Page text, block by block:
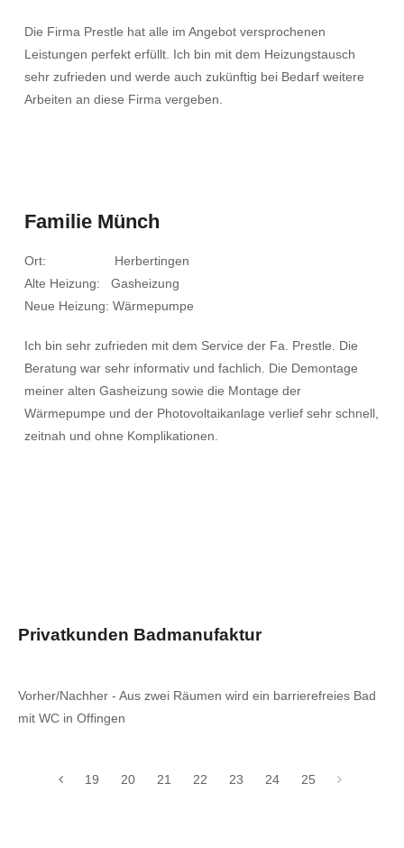
Die Firma Prestle hat alle im Angebot versprochenen
Leistungen perfekt erfüllt. Ich bin mit dem Heizungstausch
sehr zufrieden und werde auch zukünftig bei Bedarf weitere
Arbeiten an diese Firma vergeben.
Familie Münch
Ort: Herbertingen
Alte Heizung: Gasheizung
Neue Heizung: Wärmepumpe
Ich bin sehr zufrieden mit dem Service der Fa. Prestle. Die
Beratung war sehr informativ und fachlich. Die Demontage
meiner alten Gasheizung sowie die Montage der
Wärmepumpe und der Photovoltaikanlage verlief sehr schnell,
zeitnah und ohne Komplikationen.
Privatkunden Badmanufaktur
Vorher/Nachher - Aus zwei Räumen wird ein barrierefreies Bad
mit WC in Offingen
19 20 21 22 23 24 25